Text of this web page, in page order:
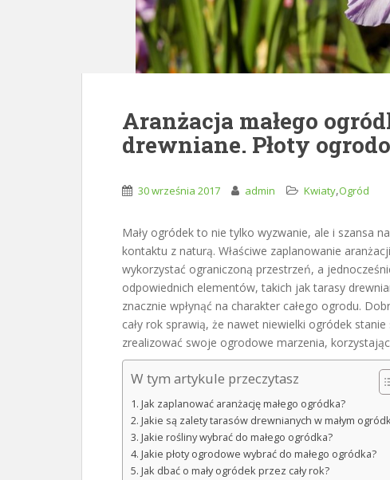
Aranżacja małego
drewniane. Płoty
30 września 2017 admin Kwiaty,Ogród
Mały ogródek to nie tylko wyzwanie, ale i szansa
kontaktu z naturą. Właściwe zaplanowanie
wykorzystać ograniczoną przestrzeń, a
odpowiednich elementów, takich jak tarasy
znacznie wpłynąć na charakter całego ogrodu.
cały rok sprawią, że nawet niewielki ogródek
zrealizować swoje ogrodowe marzenia,
W tym artykule przeczytasz
Jak zaplanować aranżację małego ogródka?
Jakie są zalety tarasów drewnianych w małym
Jakie rośliny wybrać do małego ogródka?
Jakie płoty ogrodowe wybrać do małego ogródka?
Jak dbać o mały ogródek przez cały rok?